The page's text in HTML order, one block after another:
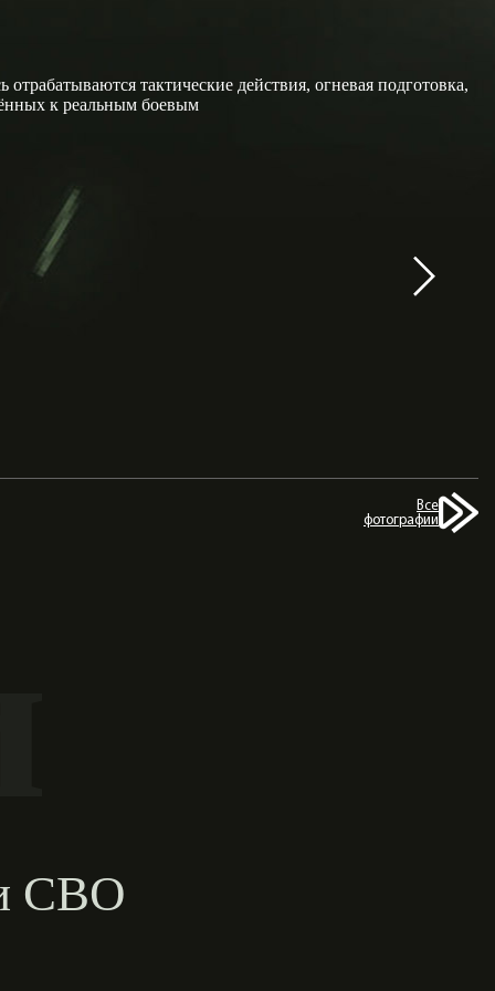
тактические действия, огневая подготовка,
к реальным боевым
Все
фотографии
СВО